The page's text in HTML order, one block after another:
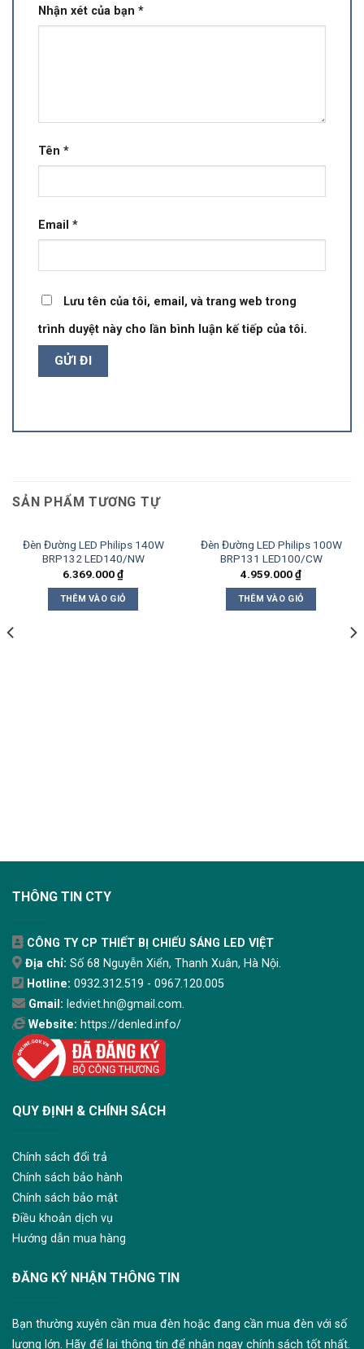
Nhận xét của bạn *
Tên *
Email *
Lưu tên của tôi, email, và trang web trong
trình duyệt này cho lần bình luận kế tiếp của tôi.
SẢN PHẨM TƯƠNG TỰ
Đèn Đường LED Philips 140W
BRP132 LED140/NW
6.369.000₫
THÊM VÀO GIỎ
Đèn Đường LED Philips 100W
BRP131 LED100/CW
4.959.000₫
THÊM VÀO GIỎ
THÔNG TIN CTY
CÔNG TY CP THIẾT BỊ CHIẾU SÁNG LED VIỆT
Địa chỉ: Số 68 Nguyễn Xiển, Thanh Xuân, Hà Nội.
Hotline: 0932.312.519 - 0967.120.005
Gmail: ledviet.hn@gmail.com.
Website: https://denled.info/
QUY ĐỊNH & CHÍNH SÁCH
Chính sách đổi trả
Chính sách bảo hành
Chính sách bảo mật
Điều khoản dịch vụ
Hướng dẫn mua hàng
ĐĂNG KÝ NHẬN THÔNG TIN
Bạn thường xuyên cần mua đèn hoặc đang cần mua đèn với số
lượng lớn. Hãy để lại thông tin để nhận ngay chính sách tốt nhất.